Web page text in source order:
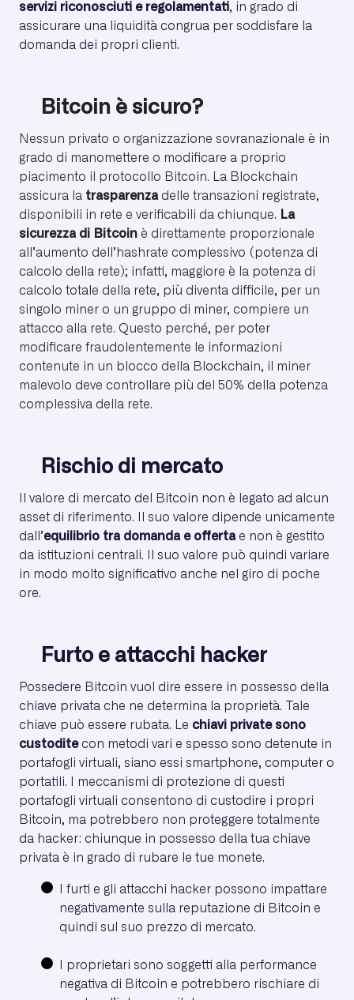
servizi riconosciuti e regolamentati, in grado di
assicurare una liquidità congrua per soddisfare la
domanda dei propri clienti.
Bitcoin è sicuro?
Nessun privato o organizzazione sovranazionale è in
grado di manomettere o modificare a proprio
piacimento il protocollo Bitcoin. La Blockchain
assicura la trasparenzadelle transazioni registrate,
disponibili in rete e verificabili da chiunque. La
sicurezza di Bitcoin è direttamente proporzionale
all’aumento dell’hashrate complessivo (potenza di
calcolo della rete); infatti, maggiore è la potenza di
calcolo totale della rete, più diventa difficile, per un
singolo miner o un gruppo di miner, compiere un
attacco alla rete. Questo perché, per poter
modificare fraudolentemente le informazioni
contenute in un blocco della Blockchain, il miner
malevolo deve controllare più del 50% della potenza
complessiva della rete.
Rischio di mercato
Il valore di mercato del Bitcoin non è legato ad alcun
asset di riferimento. Il suo valore dipende unicamente
dall’equilibrio tra domanda e offerta e non è gestito
da istituzioni centrali. Il suo valore può quindi variare
in modo molto significativo anche nel giro di poche
ore.
Furto e attacchi hacker
Possedere Bitcoin vuol dire essere in possesso della
chiave privata che ne determina la proprietà. Tale
chiave può essere rubata. Le chiavi private sono
custoditecon metodi vari e spesso sono detenute in
portafogli virtuali, siano essi smartphone, computer o
portatili. I meccanismi di protezione di questi
portafogli virtuali consentono di custodire i propri
Bitcoin, ma potrebbero non proteggere totalmente
da hacker: chiunque in possesso della tua chiave
privata è in grado di rubare le tue monete.
I furti e gli attacchi hacker possono impattare
negativamente sulla reputazione di Bitcoin e
quindi sul suo prezzo di mercato.
I proprietari sono soggetti alla performance
negativa di Bitcoin e potrebbero rischiare di